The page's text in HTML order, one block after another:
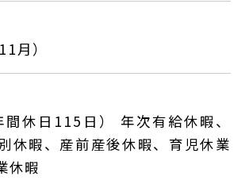
月）
休日115日） 年次有給休暇、
休暇、産前産後休暇、育児休業
休暇